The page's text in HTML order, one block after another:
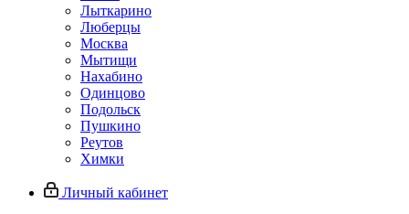
Лыткарино
Люберцы
Москва
Мытищи
Нахабино
Одинцово
Подольск
Пушкино
Реутов
Химки
Личный кабинет